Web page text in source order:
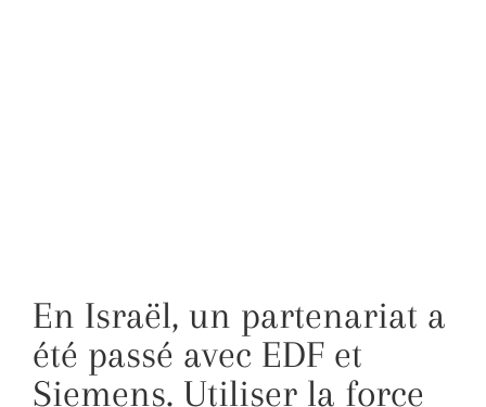
En Israël, un partenariat a
été passé avec EDF et
Siemens. Utiliser la force